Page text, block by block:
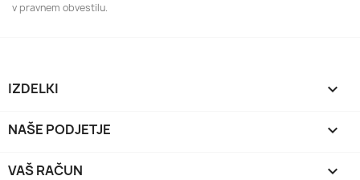
v pravnem obvestilu.
IZDELKI 
NAŠE PODJETJE 
VAŠ RAČUN 